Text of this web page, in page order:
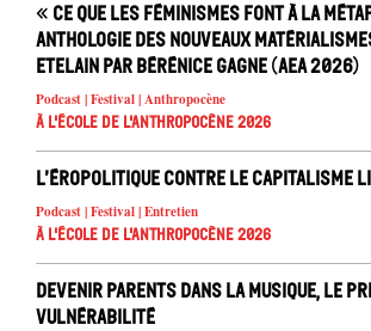
« Ce que les féminismes font à la
anthologie des nouveaux
Etelain par Bérénice Gagne (AEA 2026)
Podcast | Festival | Anthropocène
À l'école de l'Anthropocène 2026
L’éropolitique contre le capitalisme
Podcast | Festival | Entretien
À l'école de l'Anthropocène 2026
Devenir parents dans la musique, le
vulnérabilité